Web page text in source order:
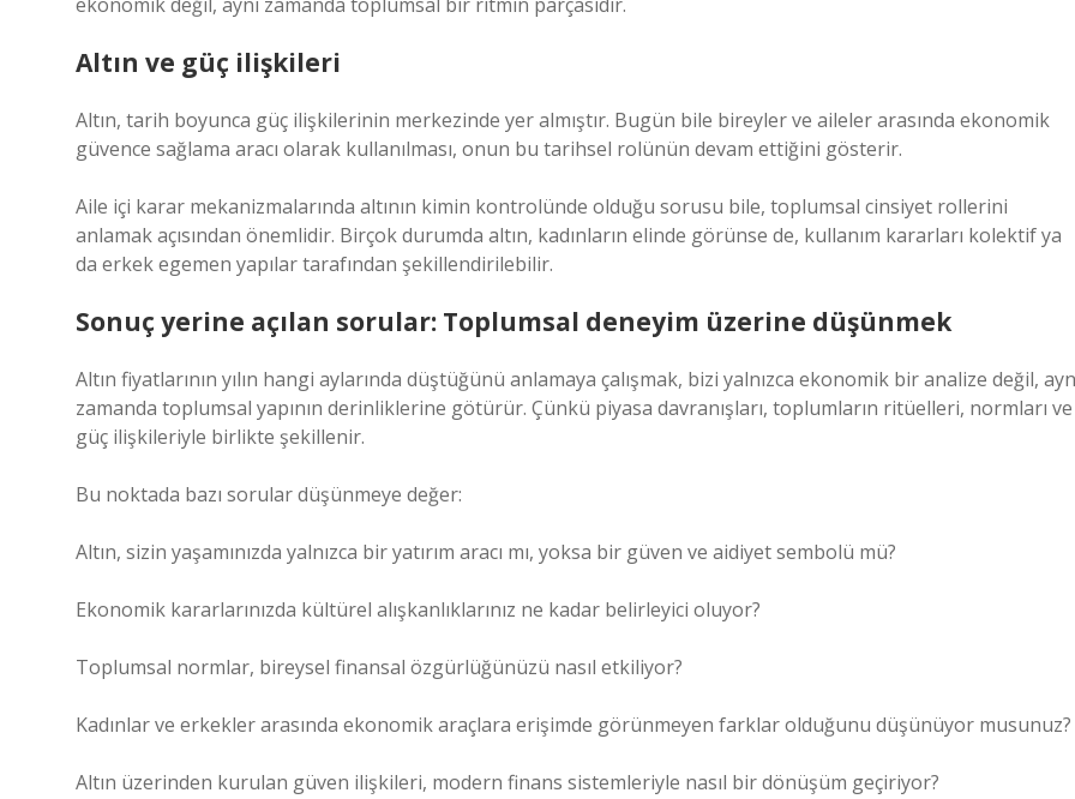
Altın ve güç ilişkileri
Altın, tarih boyunca güç ilişkilerinin merkezinde yer almıştır. Bugün bile bireyler ve aileler arasında ekonomik
güvence sağlama aracı olarak kullanılması, onun bu tarihsel rolünün devam ettiğini gösterir.
Aile içi karar mekanizmalarında altının kimin kontrolünde olduğu sorusu bile, toplumsal cinsiyet rollerini
anlamak açısından önemlidir. Birçok durumda altın, kadınların elinde görünse de, kullanım kararları kolektif ya
da erkek egemen yapılar tarafından şekillendirilebilir.
Sonuç yerine açılan sorular: Toplumsal deneyim üzerine düşünmek
Altın fiyatlarının yılın hangi aylarında düştüğünü anlamaya çalışmak, bizi yalnızca ekonomik bir analize değil,
zamanda toplumsal yapının derinliklerine götürür. Çünkü piyasa davranışları, toplumların ritüelleri, normları ve
güç ilişkileriyle birlikte şekillenir.
Bu noktada bazı sorular düşünmeye değer:
Altın, sizin yaşamınızda yalnızca bir yatırım aracı mı, yoksa bir güven ve aidiyet sembolü mü?
Ekonomik kararlarınızda kültürel alışkanlıklarınız ne kadar belirleyici oluyor?
Toplumsal normlar, bireysel finansal özgürlüğünüzü nasıl etkiliyor?
Kadınlar ve erkekler arasında ekonomik araçlara erişimde görünmeyen farklar olduğunu düşünüyor musunuz?
Altın üzerinden kurulan güven ilişkileri, modern finans sistemleriyle nasıl bir dönüşüm geçiriyor?